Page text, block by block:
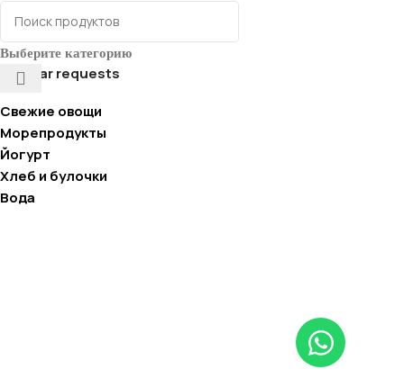
Выберите категорию
Popular requests
Свежие овощи
Морепродукты
Йогурт
Хлеб и булочки
Вода